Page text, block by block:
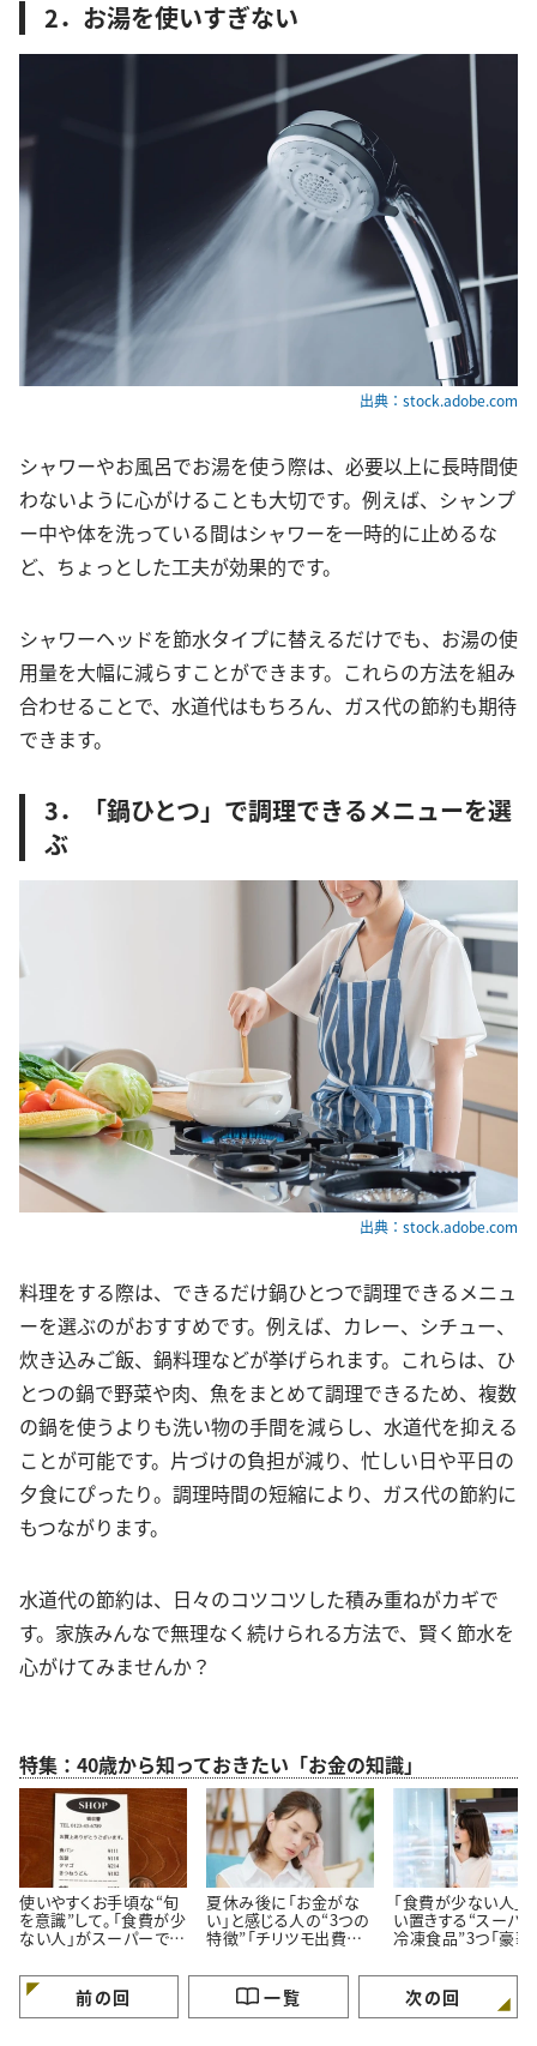
2．お湯を使いすぎない
出典：stock.adobe.com
シャワーやお風呂でお湯を使う際は、必要以上に長時間使
わないように心がけることも大切です。例えば、シャンプ
ー中や体を洗っている間はシャワーを一時的に止めるな
ど、ちょっとした工夫が効果的です。
シャワーヘッドを節水タイプに替えるだけでも、お湯の使
用量を大幅に減らすことができます。これらの方法を組み
合わせることで、水道代はもちろん、ガス代の節約も期待
できます。
3．「鍋ひとつ」で調理できるメニューを選
ぶ
出典：stock.adobe.com
料理をする際は、できるだけ鍋ひとつで調理できるメニュ
ーを選ぶのがおすすめです。例えば、カレー、シチュー、
炊き込みご飯、鍋料理などが挙げられます。これらは、ひ
とつの鍋で野菜や肉、魚をまとめて調理できるため、複数
の鍋を使うよりも洗い物の手間を減らし、水道代を抑える
ことが可能です。片づけの負担が減り、忙しい日や平日の
夕食にぴったり。調理時間の短縮により、ガス代の節約に
もつながります。
水道代の節約は、日々のコツコツした積み重ねがカギで
す。家族みんなで無理なく続けられる方法で、賢く節水を
心がけてみませんか？
特集：40歳から知っておきたい「お金の知識」
使いやすくお手頃な“旬
を意識”して。「食費が少
ない人」がスーパーでよ
夏休み後に「お金がな
い」と感じる人の“3つの
特徴”「チリツモ出費に
「食費が少ない人」
い置きする“スーパ
冷凍食品”3つ「豪華
る」
前の回 一覧 次の回